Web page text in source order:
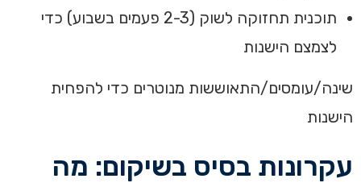
תוכנית תחזוקה לשוק (2-3 פעמים בשבוע) כדי
לצמצם הישנות
שינה/עומסים/התאוששות מנוטרים כדי להפחית
הישנות
עקרונות בסיס בשיקום: מה